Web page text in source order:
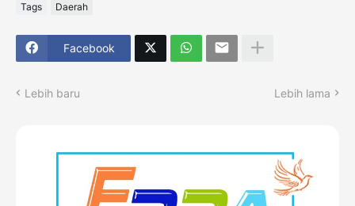
Tags Daerah
Facebook
Lebih baru Lebih lama